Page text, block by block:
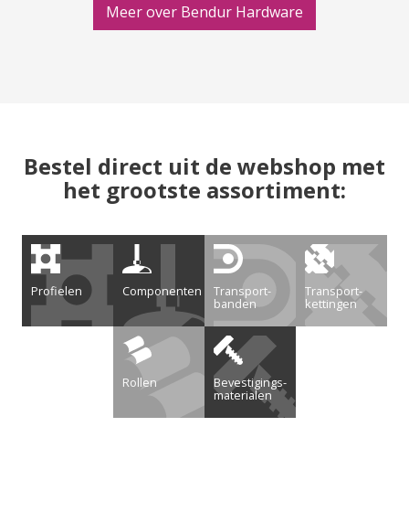
Meer over Bendur Hardware
Bestel direct uit de webshop met
het grootste assortiment:
Profielen Componenten Transport­
banden
Transport­
kettingen
Rollen Bevestigings­
materialen